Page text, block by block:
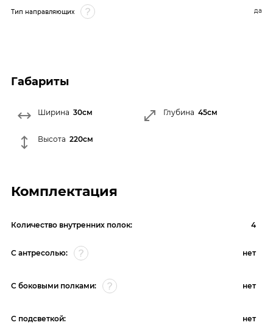
Тип направляющих да
Габариты
Ширина 30см Глубина 45см
Высота 220см
Комплектация
Количество внутренних полок: 4
С антресолью: нет
С боковыми полками: нет
С подсветкой: нет